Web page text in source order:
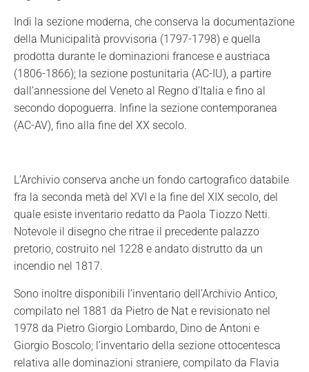
Indi la sezione moderna, che conserva la documentazione
della Municipalità provvisoria (1797-1798) e quella
prodotta durante le dominazioni francese e austriaca
(1806-1866); la sezione postunitaria (AC-IU), a partire
dall’annessione del Veneto al Regno d’Italia e fino al
secondo dopoguerra. Infine la sezione contemporanea
(AC-AV), fino alla fine del XX secolo.
L’Archivio conserva anche un fondo cartografico databile
fra la seconda metà del XVI e la fine del XIX secolo, del
quale esiste inventario redatto da Paola Tiozzo Netti.
Notevole il disegno che ritrae il precedente palazzo
pretorio, costruito nel 1228 e andato distrutto da un
incendio nel 1817.
Sono inoltre disponibili l’inventario dell’Archivio Antico,
compilato nel 1881 da Pietro de Nat e revisionato nel
1978 da Pietro Giorgio Lombardo, Dino de Antoni e
Giorgio Boscolo; l’inventario della sezione ottocentesca
relativa alle dominazioni straniere, compilato da Flavia